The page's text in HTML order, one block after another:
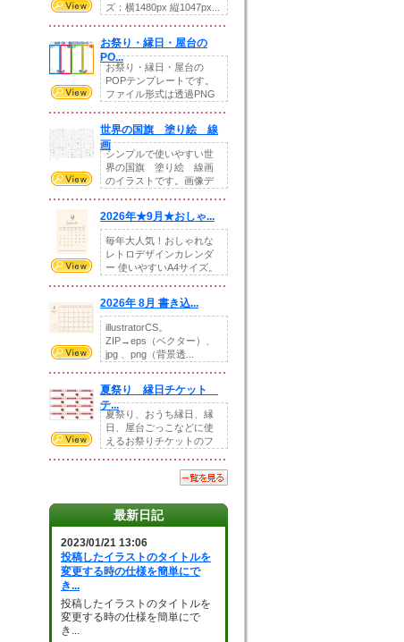
ズ：横1480px 縦1047px...
お祭り・縁日・屋台の
PO...
お祭り・縁日・屋台の
POPテンプレートです。
ファイル形式は透過PNG
世界の国旗 塗り絵 線
画
シンプルで使いやすい世
界の国旗 塗り絵 線画
のイラストです。画像デ
2026年★9月★おしゃ...
毎年大人気！おしゃれな
レトロデザインカレンダ
ー 使いやすいA4サイズ。
2026年 8月 書き込...
illustratorCS。
ZIP→eps（ベクター）、
jpg 、png（背景透...
夏祭り 縁日チケット
テ...
夏祭り、おうち縁日、縁
日、屋台ごっこなどに使
えるお祭りチケットのフ
最新日記
2023/01/21 13:06
投稿したイラストのタイトルを
変更する時の仕様を簡単にで
き...
投稿したイラストのタイトルを
変更する時の仕様を簡単にで
き...